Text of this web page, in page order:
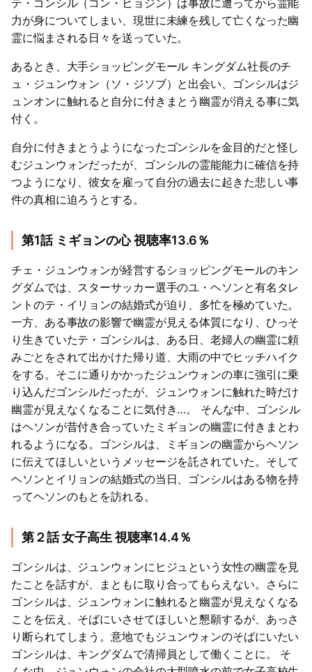
力が身についてしまい、現世に未練を残して亡くなった幽
霊に悩まされる日々を送っていた。
あるとき、大手ショッピングモール キングダム社長のチ
ュ・ジュンウォン（ソ・ジソブ）と出会い、ゴンシルはジ
ュンオンに触れると自分に付きまとう幽霊が消える事に気
付く。
自分に付きまとうようになったゴンシルを金目的だと怪し
むジュンウォンだったが、ゴンシルの霊能能力に確信を持
つようになり、彼女を雇って自分の過去に起きた悲しい事
件の真相に迫ろうとする。
第1話 ミギョンの心 視聴率13.6％
チェ・ジュンウォンが経営するショッピングモールのキン
グダムでは、スターサッカー選手のユ・ヘソンと有名タレ
ントのテ・イリョンの結婚式が迫り、多忙を極めていた。
一方、ある事故の影響で幽霊が見える体質になり、ひっそ
り生きていたテ・ゴンシルは、ある日、老婦人の幽霊に頼
みごとをされて出かけた帰り道、大雨の中でヒッチハイク
をする。そこに通りかかったジュンウォンの車に強引に乗
り込んだゴンシルだったが、ジュンウォンに触れた時だけ
幽霊が見えなくなることに気付き…。 そんな中、ゴンシル
はヘソンが昔付き合っていたミギョンの幽霊に付きまとわ
れるようになる。ゴンシルは、ミギョンの幽霊からヘソン
に伝えてほしいというメッセージを託されていた。そして
ヘソンとイリョンの結婚式の当日、ゴンシルはある物を持
ってヘソンのもとを訪れる。
第２話 女子高生 視聴率14.4％
ゴンシルは、ジュンウォンにヒジュという女性の幽霊を見
たことを話すが、まともに取り合ってもらえない。さらに
ゴンシルは、ジュンウォンに触れると幽霊が見えなくなる
ことを伝え、そばにいさせてほしいと懇願するが、あっさ
り断られてしまう。意地でもジュンウォンのそばにいたい
ゴンシルは、キングダムで清掃員として働くことに。 そ